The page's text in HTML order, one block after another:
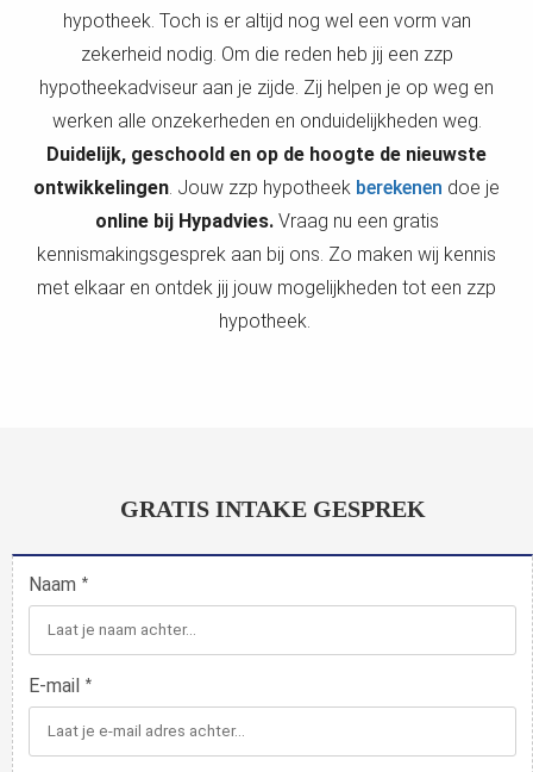
hypotheek. Toch is er altijd nog wel een vorm van
zekerheid nodig. Om die reden heb jij een zzp
hypotheekadviseur aan je zijde. Zij helpen je op weg en
werken alle onzekerheden en onduidelijkheden weg.
Duidelijk, geschoold en op de hoogte de nieuwste
ontwikkelingen Jouw zzp hypotheek berekenen doe je
online bij Hypadvies.Vraag nu een gratis
kennismakingsgesprek aan bij ons. Zo maken wij kennis
met elkaar en ontdek jij jouw mogelijkheden tot een zzp
hypotheek.
GRATIS INTAKE GESPREK
Naam *
E-mail *